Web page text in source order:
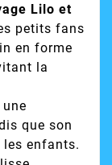
Lilo et
petits fans
en forme
la
que son
les enfants.